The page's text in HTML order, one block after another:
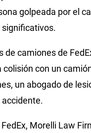
golpeada por el
de camiones de
con un
un abogado de
Morelli Law